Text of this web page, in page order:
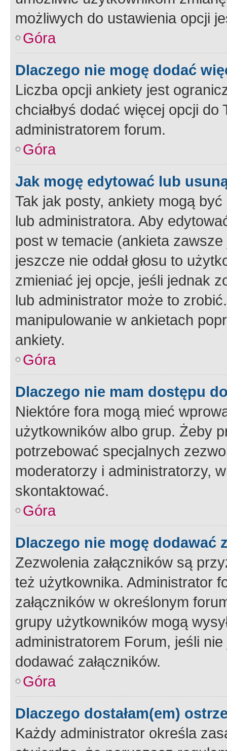
możliwych do ustawienia opcji
Góra
Dlaczego nie mogę dodać
Liczba opcji ankiety jest
chciałbyś dodać więcej opcji
administratorem forum.
Góra
Jak mogę edytować lub
Tak jak posty, ankiety mogą
lub administratora. Aby
post w temacie (ankieta
jeszcze nie oddał głosu to
zmieniać jej opcje, jeśli jednak
lub administrator może to
manipulowanie w ankietach
ankiety.
Góra
Dlaczego nie mam dostępu
Niektóre fora mogą mieć
użytkowników albo grup. Żeby
potrzebować specjalnych
moderatorzy i administratorzy,
skontaktować.
Góra
Dlaczego nie mogę dodawać
Zezwolenia załączników są
też użytkownika. Administrator
załączników w określonym
grupy użytkowników mogą
administratorem Forum, jeśli
dodawać załączników.
Góra
Dlaczego dostałam(em)
Każdy administrator określa